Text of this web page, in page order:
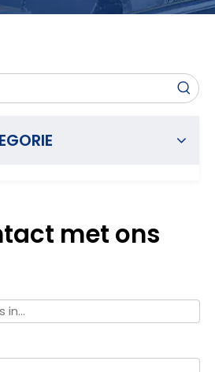
met ons